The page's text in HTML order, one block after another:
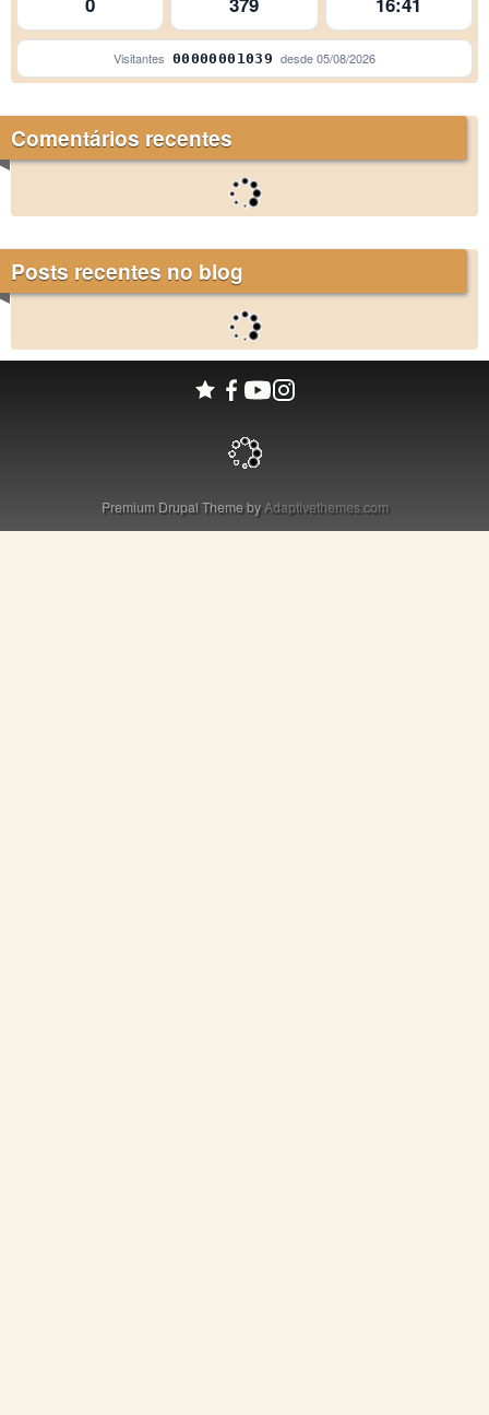
Visitantes 00000001039 desde05/08/2026
Comentários recentes
Posts recentes no blog
Premium Drupal Theme byAdaptivethemes.com